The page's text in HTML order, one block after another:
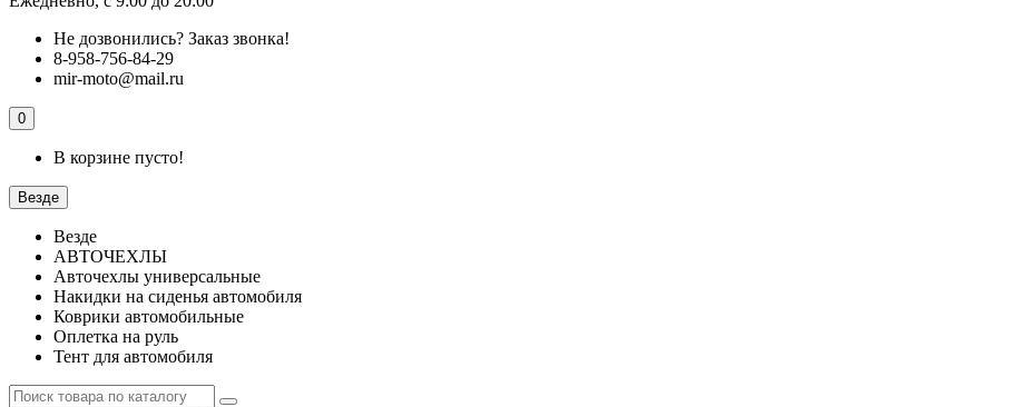
Не дозвонились? Заказ звонка!
8-958-756-84-29
mir-moto@mail.ru
0
В корзине пусто!
Везде
Везде
АВТОЧЕХЛЫ
Авточехлы универсальные
Накидки на сиденья автомобиля
Коврики автомобильные
Оплетка на руль
Тент для автомобиля